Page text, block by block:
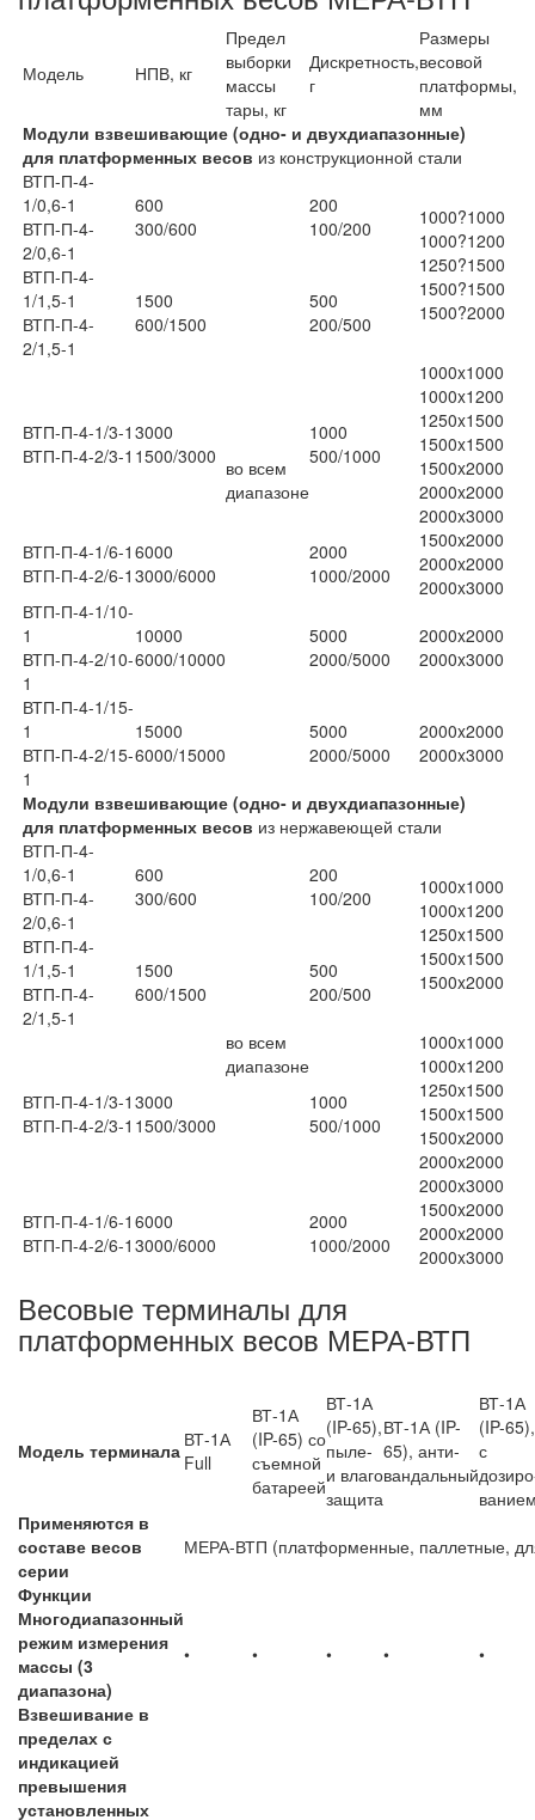
Модель НПВ, кг
Предел
выборки
массы
тары, кг
Дискретность,
г
Размеры
весовой
платформы,
мм
Модули взвешивающие (одно- и двухдиапазонные)
для платформенных весов из конструкционной стали
ВТП-П-4-
1/0,6-1
ВТП-П-4-
2/0,6-1
600
300/600
во всем
диапазоне
200
100/200
1000?1000
1000?1200
1250?1500
1500?1500
1500?2000
ВТП-П-4-
1/1,5-1
ВТП-П-4-
2/1,5-1
1500
600/1500
500
200/500
ВТП-П-4-1/3-1
ВТП-П-4-2/3-1
3000
1500/3000
1000
500/1000
1000x1000
1000x1200
1250x1500
1500x1500
1500x2000
2000x2000
2000x3000
ВТП-П-4-1/6-1
ВТП-П-4-2/6-1
6000
3000/6000
2000
1000/2000
1500x2000
2000x2000
2000x3000
ВТП-П-4-1/10-
1
ВТП-П-4-2/10-
1
10000
6000/10000
5000
2000/5000
2000x2000
2000x3000
ВТП-П-4-1/15-
1
ВТП-П-4-2/15-
1
15000
6000/15000
5000
2000/5000
2000x2000
2000x3000
Модули взвешивающие (одно- и двухдиапазонные)
для платформенных весов из нержавеющей стали
ВТП-П-4-
1/0,6-1
ВТП-П-4-
2/0,6-1
600
300/600
во всем
диапазоне
200
100/200
1000x1000
1000x1200
1250x1500
1500x1500
1500x2000
ВТП-П-4-
1/1,5-1
ВТП-П-4-
2/1,5-1
1500
600/1500
500
200/500
ВТП-П-4-1/3-1
ВТП-П-4-2/3-1
3000
1500/3000
1000
500/1000
1000x1000
1000x1200
1250x1500
1500x1500
1500x2000
2000x2000
2000x3000
ВТП-П-4-1/6-1
ВТП-П-4-2/6-1
6000
3000/6000
2000
1000/2000
1500x2000
2000x2000
2000x3000
Весовые терминалы для
платформенных весов МЕРА-ВТП
Модель терминала ВТ-1А
Full
ВТ-1А
(IP-65) со
съемной
батареей
ВТ-1А
(IP-65),
пыле-
и влаго
защита
ВТ-1А (IP-
65), анти-
вандальный
ВТ-1А
(IP-65),
с
Применяются в
составе весов
серии
МЕРА-ВТП (платформенные, паллетные,
Функции
Многодиапазонный
режим измерения
массы (3
диапазона)
• • • • •
Взвешивание в
пределах с
индикацией
превышения
установленных